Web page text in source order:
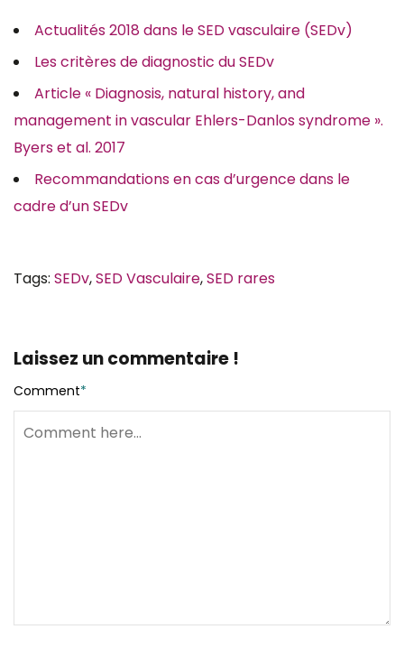
Actualités 2018 dans le SED vasculaire (SEDv)
Les critères de diagnostic du SEDv
Article « Diagnosis, natural history, and
management in vascular Ehlers-Danlos syndrome ».
Byers et al. 2017
Recommandations en cas d’urgence dans le
cadre d’un SEDv
Tags: SEDv,SED Vasculaire,SED rares
Laissez un commentaire !
Comment*